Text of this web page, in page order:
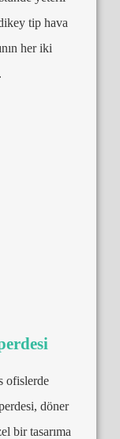
tip hava
her iki
ofislerde
döner
bir tasarıma